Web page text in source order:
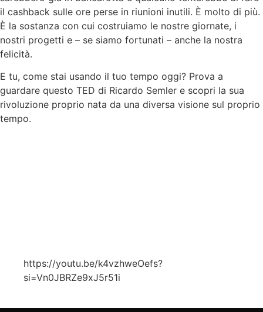
il cashback sulle ore perse in riunioni inutili. È molto di più.
È la sostanza con cui costruiamo le nostre giornate, i
nostri progetti e – se siamo fortunati – anche la nostra
felicità.
E tu, come stai usando il tuo tempo oggi? Prova a
guardare questo TED di Ricardo Semler e scopri la sua
rivoluzione proprio nata da una diversa visione sul proprio
tempo.
https://youtu.be/k4vzhweOefs?
si=Vn0JBRZe9xJ5r51i